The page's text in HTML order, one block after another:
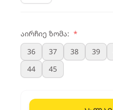
აირჩიე ზომა: *
36
37 38 39
44
45